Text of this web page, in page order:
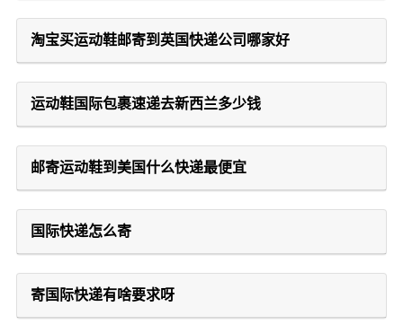
淘宝买运动鞋邮寄到英国快递公司哪家好
运动鞋国际包裹速递去新西兰多少钱
邮寄运动鞋到美国什么快递最便宜
国际快递怎么寄
寄国际快递有啥要求呀